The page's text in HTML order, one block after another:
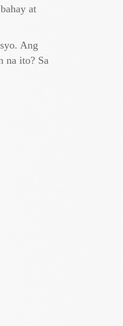
at
Ang
na ito? Sa